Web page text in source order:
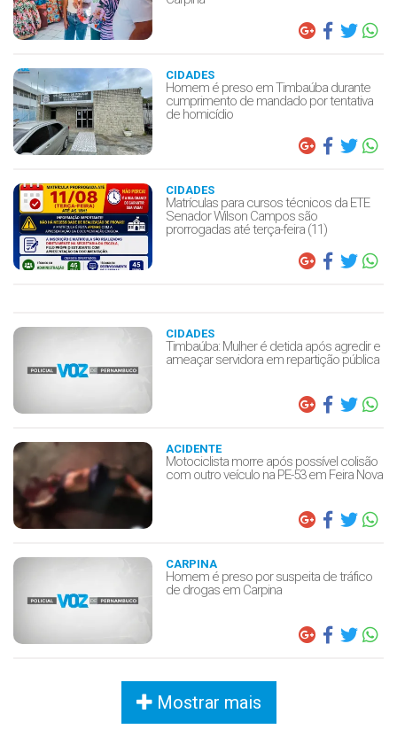
CIDADES
Homem é preso em Timbaúba durante
cumprimento de mandado por tentativa
de homicídio
CIDADES
Matrículas para cursos técnicos da ETE
Senador Wilson Campos são
prorrogadas até terça-feira (11)
CIDADES
Timbaúba: Mulher é detida após agredir e
ameaçar servidora em repartição pública
ACIDENTE
Motociclista morre após possível colisão
com outro veículo na PE-53 em Feira Nova
CARPINA
Homem é preso por suspeita de tráfico
de drogas em Carpina
Mostrar mais